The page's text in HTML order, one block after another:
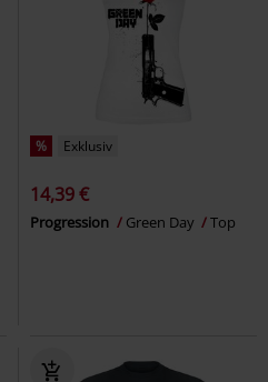
% Exklusiv
14,39 €
Progression Green Day Top